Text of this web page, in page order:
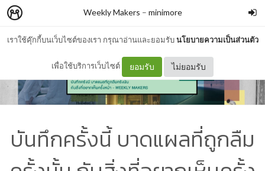
เราใช้คุ๊กกี้บนเว็บไซต์ของเรา กรุณาอ่านและยอมรับนโยบายความเป็นส่วนตัว
เพื่อใช้บริการเว็บไซต์ ยอมรับ ไม่ยอมรับ
Weekly Makers – minimore
บันทึกครั้งนี้ บาดแผลที่ถูกลืม